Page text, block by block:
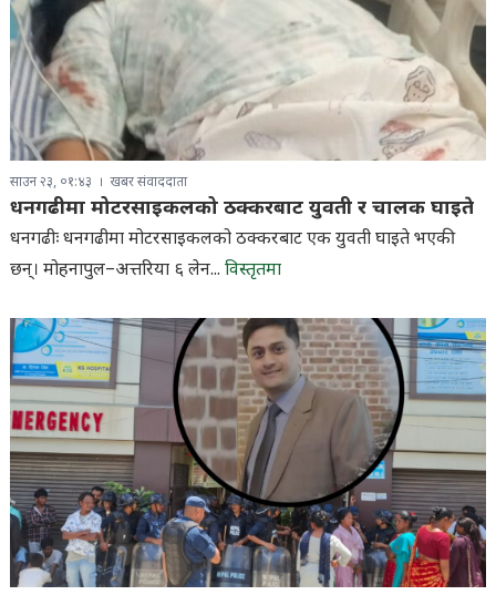
साउन २३, ०१:४३ खबर संवाददाता
धनगढीमा मोटरसाइकलको ठक्करबाट युवती र चालक घाइते
धनगढीः धनगढीमा मोटरसाइकलको ठक्करबाट एक युवती घाइते भएकी
छन्। मोहनापुल–अत्तरिया ६ लेन... विस्तृतमा